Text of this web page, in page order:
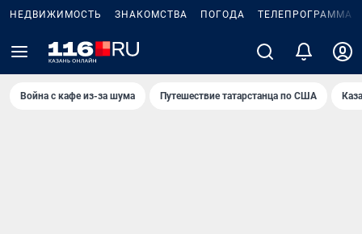
НЕДВИЖИМОСТЬ ЗНАКОМСТВА ПОГОДА ТЕЛЕПРОГРАММА
Война с кафе из-за шума Путешествие татарстанца по США